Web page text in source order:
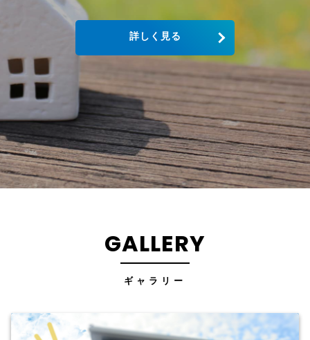
詳しく見る
GALLERY
ギャラリー